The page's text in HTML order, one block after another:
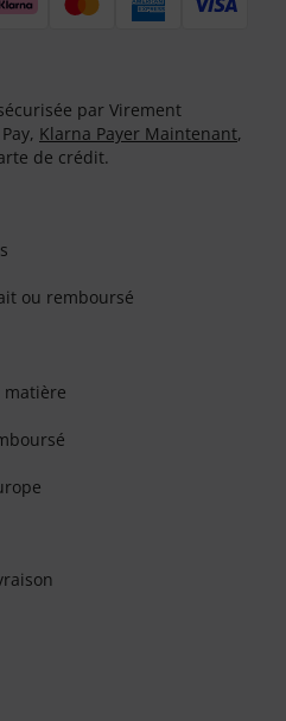
par Virement
Klarna Payer Maintenant,
de crédit.
ou remboursé
matière